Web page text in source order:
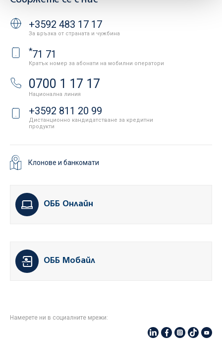
+3592 483 17 17
За връзка от страната и чужбина
*71 71
Кратък номер за абонати на мобилни оператори
0700 1 17 17
Национална линия
+3592 811 20 99
Дистанционно кандидатстване за кредитни
продукти
Клонове и банкомати
ОББ Онлайн
ОББ Мобайл
Намерете ни в социалните мрежи: